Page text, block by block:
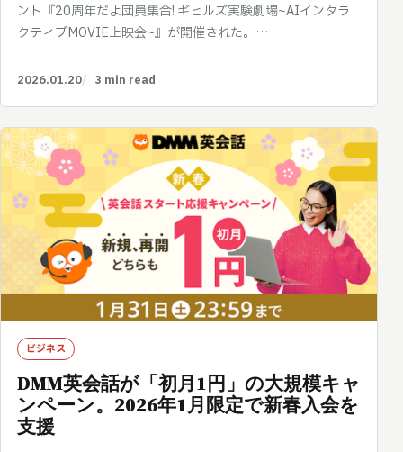
ント『20周年だよ団員集合! ギヒルズ実験劇場~AIインタラ
クティブMOVIE上映会~』が開催された。…
2026.01.20 3 min read
ビジネス
DMM英会話が「初月1円」の大規模キャ
ンペーン。2026年1月限定で新春入会を
支援